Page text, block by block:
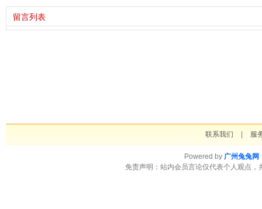
留言列表
联系我们 服
Powered by 广州兔兔网
免责声明：站内会员言论仅代表个人观点